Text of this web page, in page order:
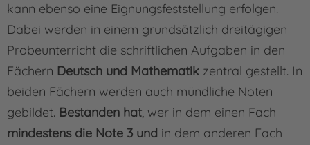
kann ebenso eine Eignungsfeststellung erfolgen.
Dabei werden in einem grundsätzlich dreitägigen
Probeunterricht die schriftlichen Aufgaben in den
Fächern Deutsch und Mathematik zentral gestellt. In
beiden Fächern werden auch mündliche Noten
gebildet. Bestanden hat, wer in dem einen Fach
mindestens die Note 3 und in dem anderen Fach